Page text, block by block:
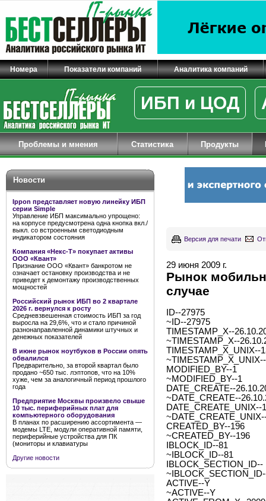
Номера Показатели компаний Аналитика компаний
ИБП и ЦОД
Проблемы и мнения Статистика Продукты
Новости
Ippon представляет новую линейку ИБП
серии Simple
Управление ИБП максимально упрощено:
на корпусе предусмотрена одна кнопка вкл./
выкл. со встроенным светодиодным
индикатором состояния
Компания «Некс-Т» покупает активы
ООО «Квант»
Признание ООО «Квант» банкротом не
означает остановку производства и не
приведет к демонтажу производственных
мощностей
Российский рынок ИБП во 2 квартале
2026 г. вернулся к росту
Средневзвешенная стоимость ИБП за год
выросла на 29,6%, что и стало причиной
разнонаправленной динамики штучных и
денежных показателей
В июне рынок ноутбуков в России опять
обвалился
Предварительно, за второй квартал было
продано ~650 тыс. лэптопов, что на 10%
хуже, чем за аналогичный период прошлого
года
Предприятие Москвы произвело свыше
10 тыс. периферийных плат для
компьютерного оборудования
В планах по расширению ассортимента —
модемы LTE, модули оперативной памяти,
периферийные устройства для ПК
(мониторы и клавиатуры
Другие новости
Версия для печати
29 июня 2009 г.
Рынок
случае
ID--27975
~ID--27975
TIMESTAMP_X--
~TIMESTAMP_X--
TIMESTAMP_X_UNIX--
MODIFIED_BY--1
~MODIFIED_BY--1
DATE_CREATE--
~DATE_CREATE--
DATE_CREATE_UNIX--
CREATED_BY--196
~CREATED_BY--196
IBLOCK_ID--81
~IBLOCK_ID--81
IBLOCK_SECTION_ID--
ACTIVE--Y
~ACTIVE--Y